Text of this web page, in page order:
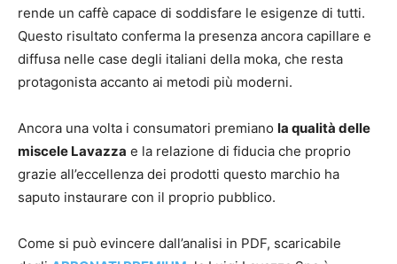
rende un caffè capace di soddisfare le esigenze di tutti.
Questo risultato conferma la presenza ancora capillare e
diffusa nelle case degli italiani della moka, che resta
protagonista accanto ai metodi più moderni.
Ancora una volta i consumatori premiano la qualità delle
miscele Lavazza e la relazione di fiducia che proprio
grazie all’eccellenza dei prodotti questo marchio ha
saputo instaurare con il proprio pubblico.
Come si può evincere dall’analisi in PDF, scaricabile